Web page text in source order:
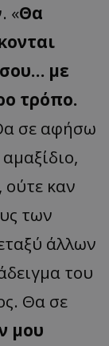
«Θα
με
τρόπο.
σε αφήσω
ούτε καν
των
άλλων
του
Θα σε
μου